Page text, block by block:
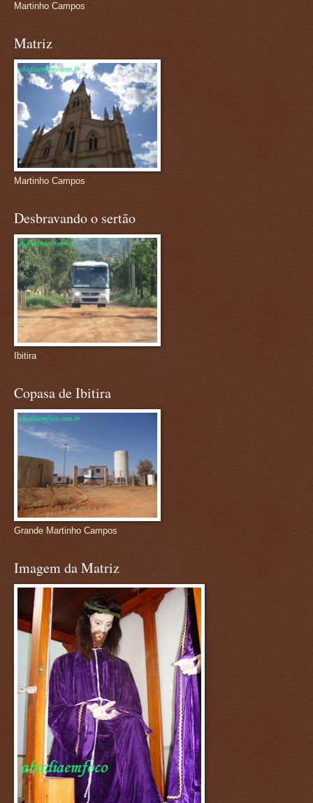
Martinho Campos
Matriz
Martinho Campos
Desbravando o sertão
Ibitira
Copasa de Ibitira
Grande Martinho Campos
Imagem da Matriz